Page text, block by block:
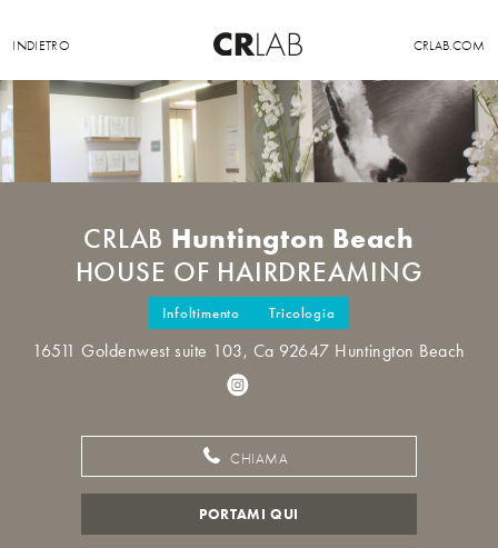
INDIETRO CRLAB.COM
CRLAB Huntington Beach
HOUSE OF HAIRDREAMING
Infoltimento Tricologia
16511 Goldenwest suite 103, Ca 92647 Huntington Beach
CHIAMA
PORTAMI QUI